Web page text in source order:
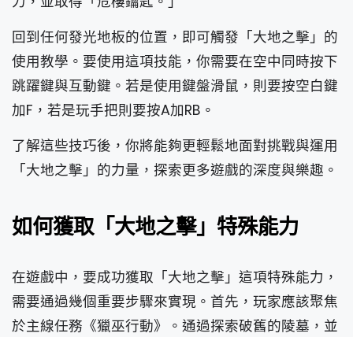
回到任何發光地板的位置，即可觸發「大地之擊」的
使用教學。要使用這項技能，你需要在空中同時按下
跳躍鍵與互動鍵。若是使用鍵盤滑鼠，則要按空白鍵
加F，若是玩手把則要按A加RB。
了解這些技巧後，你將能夠更輕鬆地面對挑戰與運用
「大地之擊」的力量，探索更多遊戲的深度與樂趣。
如何獲取「大地之擊」特殊能力
在遊戲中，要成功獲取「大地之擊」這項特殊能力，
需要通過幾個重要步驟來實現。首先，玩家應該聚焦
於主線任務《獵巫行動》。通過探索破舊的陵墓，並